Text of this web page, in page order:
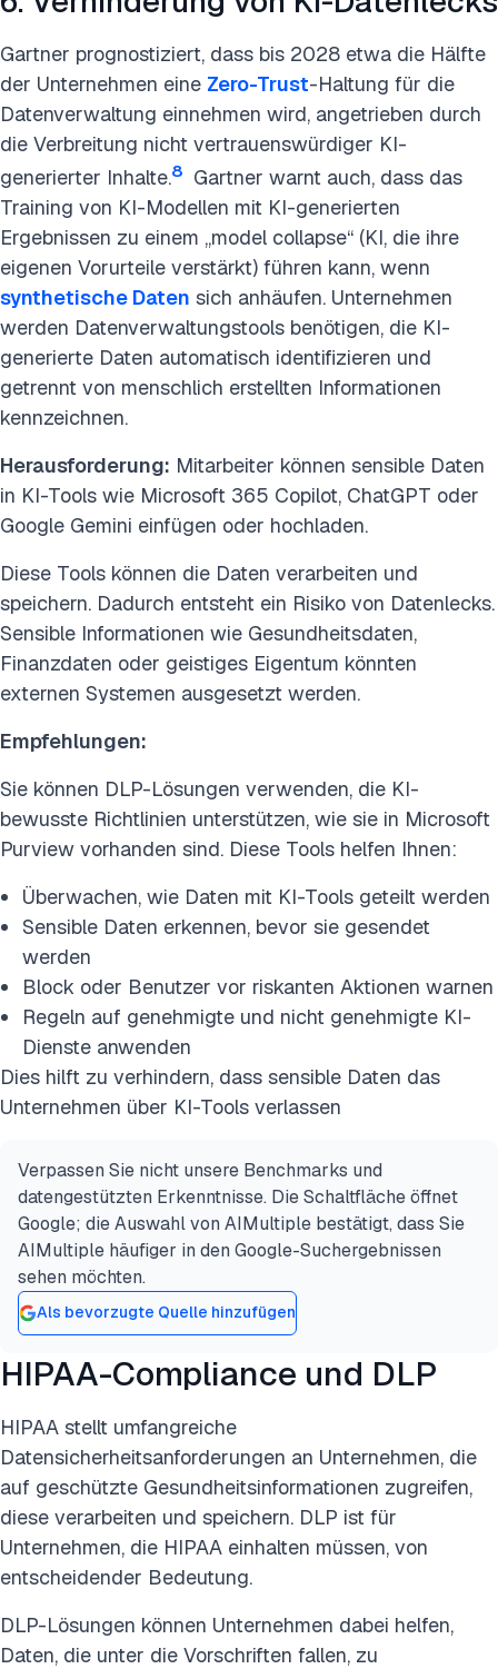
Gartner prognostiziert, dass bis 2028 etwa die Hälfte
der Unternehmen eine Zero-Trust-Haltung für die
Datenverwaltung einnehmen wird, angetrieben durch
die Verbreitung nicht vertrauenswürdiger KI-
generierter Inhalte.8 Gartner warnt auch, dass das
Training von KI-Modellen mit KI-generierten
Ergebnissen zu einem „model collapse“ (KI, die ihre
eigenen Vorurteile verstärkt) führen kann, wenn
synthetische Daten sich anhäufen. Unternehmen
werden Datenverwaltungstools benötigen, die KI-
generierte Daten automatisch identifizieren und
getrennt von menschlich erstellten Informationen
kennzeichnen.
Herausforderung: Mitarbeiter können sensible Daten
in KI-Tools wie Microsoft 365 Copilot, ChatGPT oder
Google Gemini einfügen oder hochladen.
Diese Tools können die Daten verarbeiten und
speichern. Dadurch entsteht ein Risiko von Datenlecks.
Sensible Informationen wie Gesundheitsdaten,
Finanzdaten oder geistiges Eigentum könnten
externen Systemen ausgesetzt werden.
Empfehlungen:
Sie können DLP-Lösungen verwenden, die KI-
bewusste Richtlinien unterstützen, wie sie in Microsoft
Purview vorhanden sind. Diese Tools helfen Ihnen:
Überwachen, wie Daten mit KI-Tools geteilt werden
Sensible Daten erkennen, bevor sie gesendet
werden
Block oder Benutzer vor riskanten Aktionen warnen
Regeln auf genehmigte und nicht genehmigte KI-
Dienste anwenden
Dies hilft zu verhindern, dass sensible Daten das
Unternehmen über KI-Tools verlassen
Verpassen Sie nicht unsere Benchmarks und
datengestützten Erkenntnisse. Die Schaltfläche öffnet
Google; die Auswahl von AIMultiple bestätigt, dass Sie
AIMultiple häufiger in den Google-Suchergebnissen
sehen möchten.
Als bevorzugte Quelle hinzufügen
HIPAA-Compliance und DLP
HIPAA stellt umfangreiche
Datensicherheitsanforderungen an Unternehmen, die
auf geschützte Gesundheitsinformationen zugreifen,
diese verarbeiten und speichern. DLP ist für
Unternehmen, die HIPAA einhalten müssen, von
entscheidender Bedeutung.
DLP-Lösungen können Unternehmen dabei helfen,
Daten, die unter die Vorschriften fallen, zu